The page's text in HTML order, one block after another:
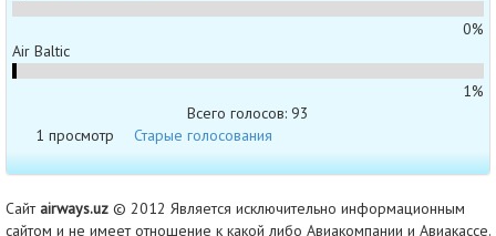
0%
Air Baltic
1%
Всего голосов: 93
1 просмотр
Старые голосования
Сайтairways.uz © 2012 Является исключительно информационным
сайтом и не имеет отношение к какой либо Авиакомпании и Авиакассе.